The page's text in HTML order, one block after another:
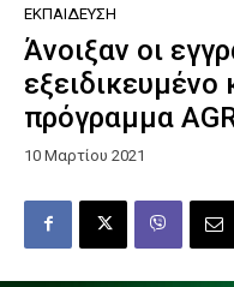
ΕΚΠΑΊΔΕΥΣΗ
Άνοιξαν οι
εξειδικευμένο
πρόγραμμα
10 Μαρτίου 2021